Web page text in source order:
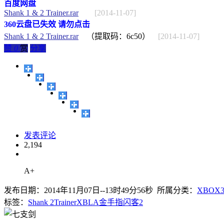
百度网盘
Shank 1 & 2 Trainer.rar
[2014-11-07]
360云盘已失效 请勿点击
Shank 1 & 2 Trainer.rar（提取码：6c50） [2014-11-07]
赞 0 赏 分享
发表评论
2,194
A+
发布日期：2014年11月07日--13时49分56秒 所属分类：
标签： Shank 2TrainerXBLA金手指闪客2